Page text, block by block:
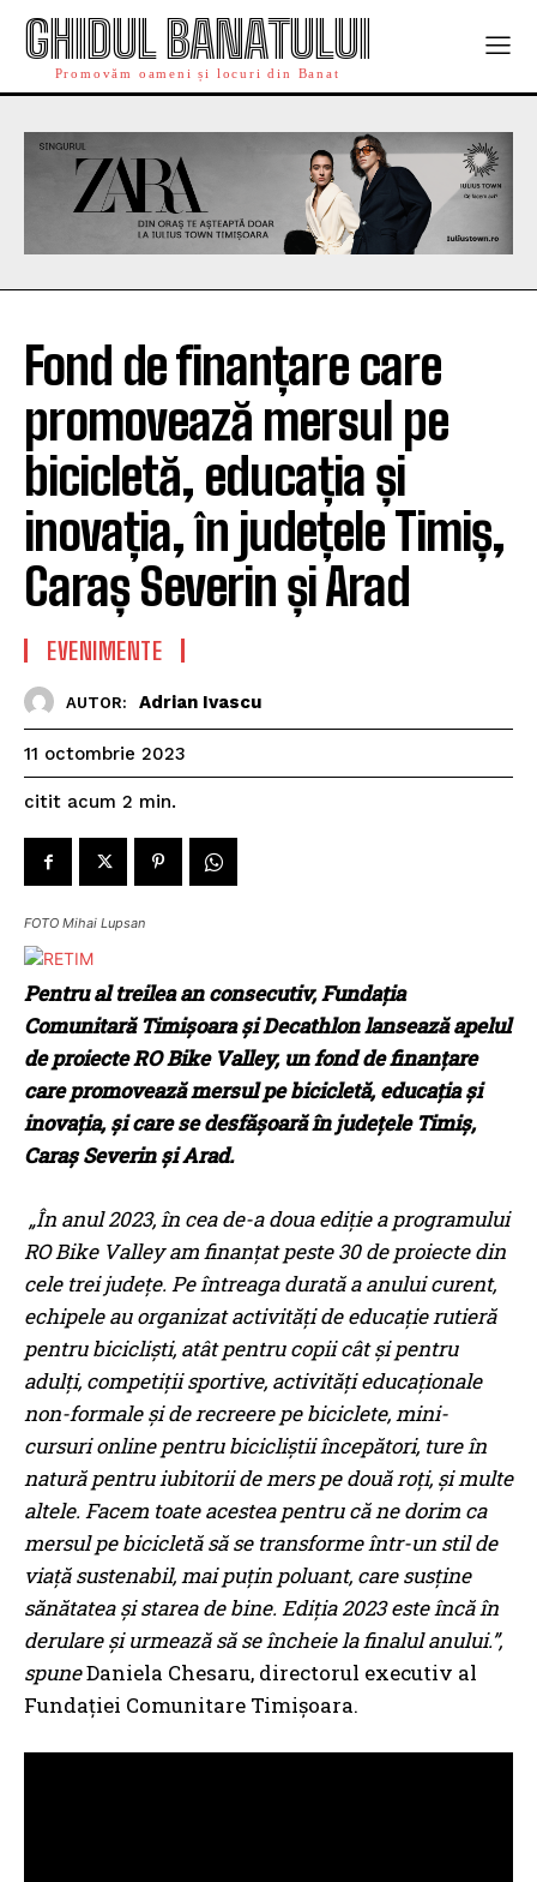
GHIDUL BANATULUI
Promovăm oameni și locuri din Banat
Fond de finanțare care
promovează mersul pe
bicicletă, educația și
inovația, în județele Timiș,
Caraș Severin și Arad
EVENIMENTE
AUTOR: Adrian Ivascu
11 octombrie 2023
citit acum 2 min.
FOTO Mihai Lupsan
Pentru al treilea an consecutiv, Fundația
Comunitară Timișoara și Decathlon lansează apelul
de proiecte RO Bike Valley, un fond de finanțare
care promovează mersul pe bicicletă, educația și
inovația, și care se desfășoară în județele Timiș,
Caraș Severin și Arad.
„În anul 2023, în cea de-a doua ediție a programului
RO Bike Valley am finanțat peste 30 de proiecte din
cele trei județe. Pe întreaga durată a anului curent,
echipele au organizat activități de educație rutieră
pentru bicicliști, atât pentru copii cât și pentru
adulți, competiții sportive, activități educaționale
non-formale și de recreere pe biciclete, mini-
cursuri online pentru bicicliștii începători, ture în
natură pentru iubitorii de mers pe două roți, și multe
altele. Facem toate acestea pentru că ne dorim ca
mersul pe bicicletă să se transforme într-un stil de
viață sustenabil, mai puțin poluant, care susține
sănătatea și starea de bine. Ediția 2023 este încă în
derulare și urmează să se încheie la finalul anului.”,
spuneDaniela Chesaru, directorul executiv al
Fundației Comunitare Timișoara.